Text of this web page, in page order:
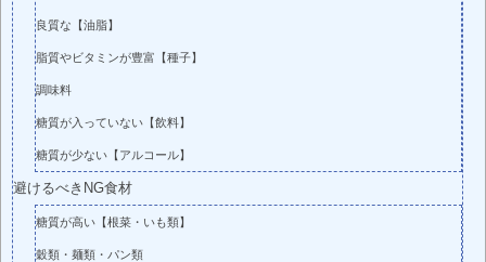
良質な【油脂】
脂質やビタミンが豊富【種子】
調味料
糖質が入っていない【飲料】
糖質が少ない【アルコール】
避けるべきNG食材
糖質が高い【根菜・いも類】
穀類・麺類・パン類